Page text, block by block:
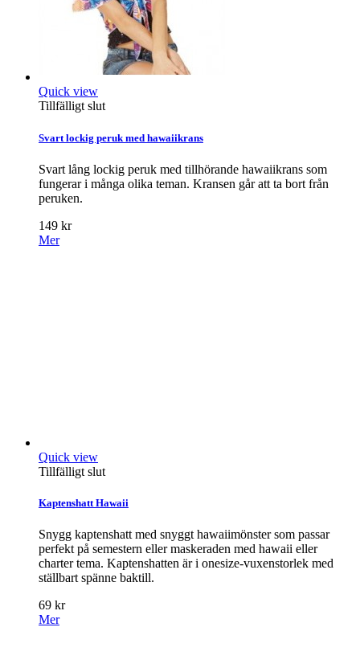
Quick view
Tillfälligt slut
Svart lockig peruk med hawaiikrans
Svart lång lockig peruk med tillhörande hawaiikrans som
fungerar i många olika teman. Kransen går att ta bort från
peruken.
149 kr
Mer
Quick view
Tillfälligt slut
Kaptenshatt Hawaii
Snygg kaptenshatt med snyggt hawaiimönster som passar
perfekt på semestern eller maskeraden med hawaii eller
charter tema. Kaptenshatten är i onesize-vuxenstorlek med
ställbart spänne baktill.
69 kr
Mer